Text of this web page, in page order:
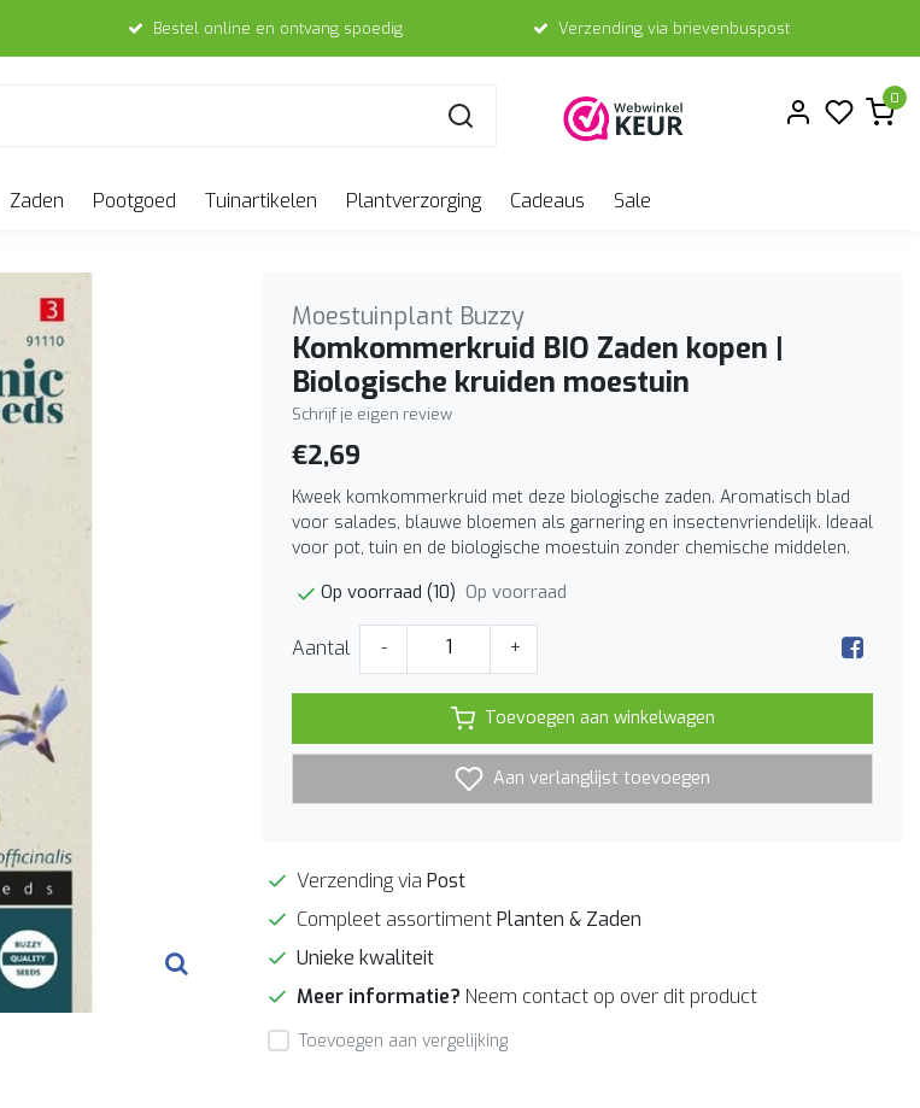
Bestel online en ontvang spoedig Verzending via brievenbuspost
0
Zaden Pootgoed Tuinartikelen Plantverzorging Cadeaus Sale
Moestuinplant Buzzy
Komkommerkruid BIO Zaden kopen |
Biologische kruiden moestuin
Schrijf je eigen review
€2,69
Kweek komkommerkruid met deze biologische zaden. Aromatisch blad
voor salades, blauwe bloemen als garnering en insectenvriendelijk. Ideaal
voor pot, tuin en de biologische moestuin zonder chemische middelen.
Op voorraad (10) Op voorraad
Aantal - +
Toevoegen aan winkelwagen
Aan verlanglijst toevoegen
Verzending via Post
Compleet assortimentPlanten & Zaden
Unieke kwaliteit
Meer informatie? Neem contact op over dit product
Toevoegen aan vergelijking